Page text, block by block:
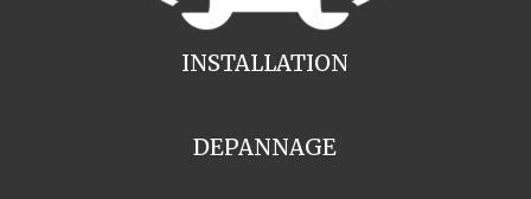
INSTALLATION
DEPANNAGE